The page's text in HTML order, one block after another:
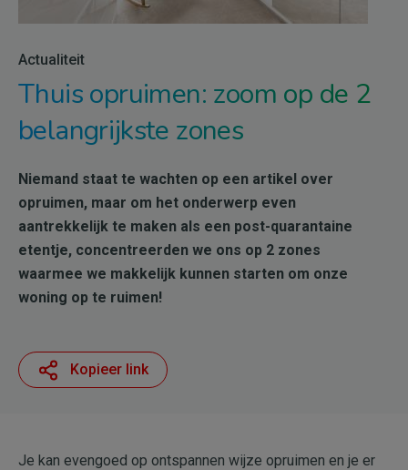
Actualiteit
Thuis opruimen: zoom op de 2
belangrijkste zones
Niemand staat te wachten op een artikel over
opruimen, maar om het onderwerp even
aantrekkelijk te maken als een post-quarantaine
etentje, concentreerden we ons op 2 zones
waarmee we makkelijk kunnen starten om onze
woning op te ruimen!
Kopieer link
Je kan evengoed op ontspannen wijze opruimen en je er